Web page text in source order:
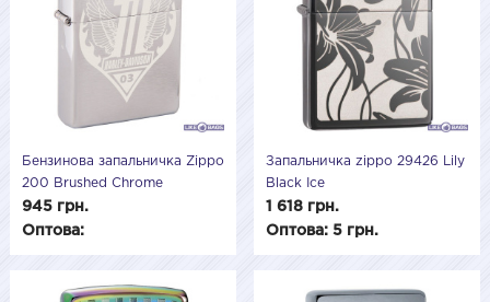
Бензинова запальничка Zippo
200 Brushed Chrome
(Матовий хром) 200501
945 грн.
Оптова:
Запальничка zippo 29426 Lily
Black Ice
1 618 грн.
Оптова: 5 грн.